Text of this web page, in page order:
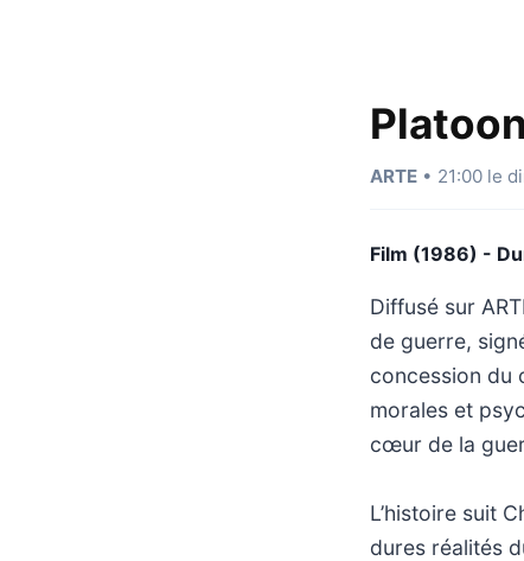
Platoon
ARTE • 21:00 le
Film (1986) -
Diffusé sur
de guerre,
concession du
morales et
cœur de la
L’histoire suit
dures réalités